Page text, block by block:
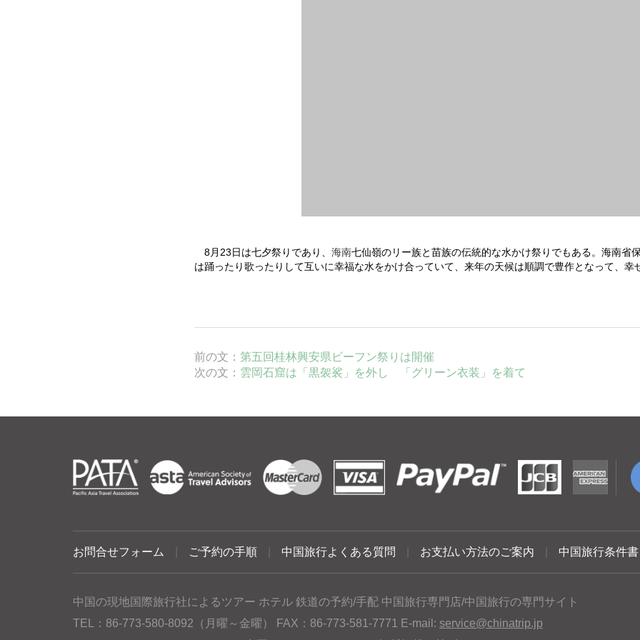
8月 23日は七夕祭りであり、 海南七仙嶺のリー族と苗族の伝統的な水かけ祭りでもある。海南省
は踊ったり歌ったりして互いに幸福な水をかけ合っていて、来年の天候は順調で豊作となって、幸
前の文： 第五回桂林興安県ビーフン祭りは開催
次の文： 雲岡石窟は「黒袈裟」を外し 「グリーン衣装」を着て
お問合せフォーム ご予約の手順 中国旅行よくある質問 お支払い方法のご案内 中国旅行条件書
中国の現地国際旅行社によるツアー ホテル 鉄道の予約/手配 中国旅行専門店/中国旅行の専門サイト
TEL：86-773-580-8092（月曜～金曜） FAX：86-773-581-7771 E-mail: service@chinatrip.jp